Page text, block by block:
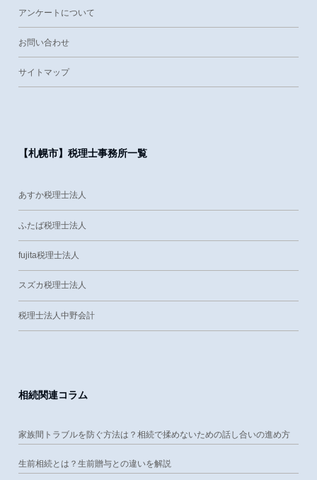
アンケートについて
お問い合わせ
サイトマップ
【札幌市】税理士事務所一覧
あすか税理士法人
ふたば税理士法人
fujita税理士法人
スズカ税理士法人
税理士法人中野会計
相続関連コラム
家族間トラブルを防ぐ方法は？相続で揉めないための話し合いの進め方
生前相続とは？生前贈与との違いを解説